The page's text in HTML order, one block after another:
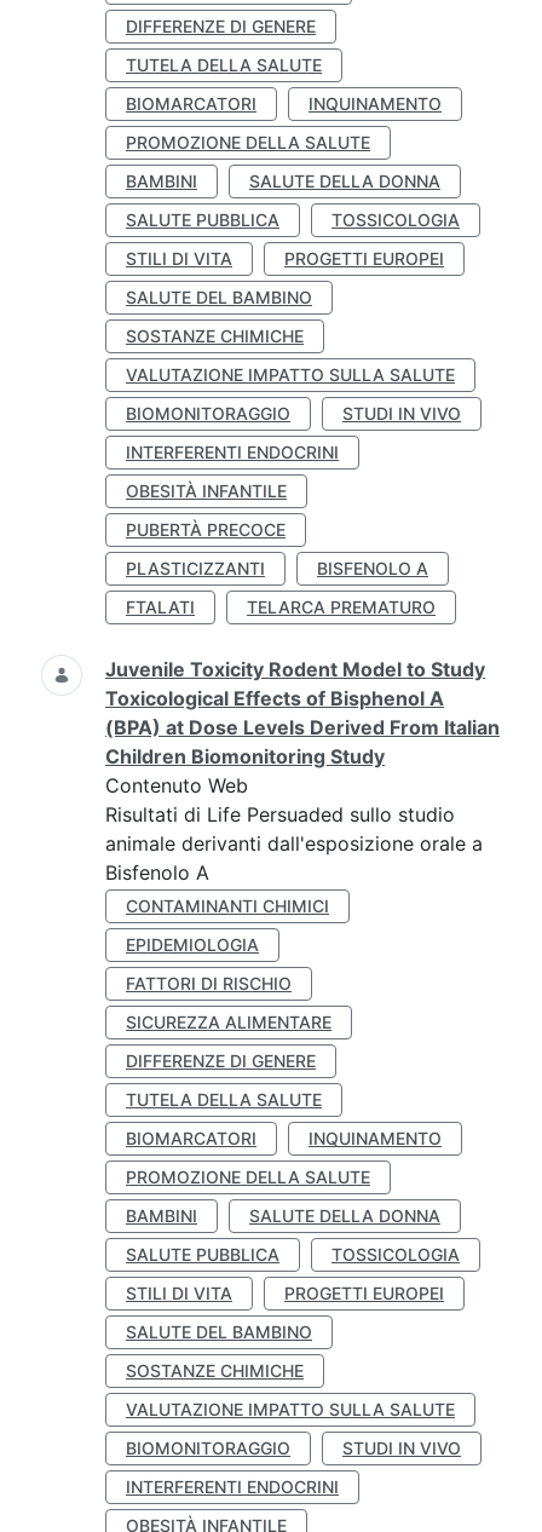
DIFFERENZE DI GENERE
TUTELA DELLA SALUTE
BIOMARCATORI
INQUINAMENTO
PROMOZIONE DELLA SALUTE
BAMBINI
SALUTE DELLA DONNA
SALUTE PUBBLICA
TOSSICOLOGIA
STILI DI VITA
PROGETTI EUROPEI
SALUTE DEL BAMBINO
SOSTANZE CHIMICHE
VALUTAZIONE IMPATTO SULLA SALUTE
BIOMONITORAGGIO
STUDI IN VIVO
INTERFERENTI ENDOCRINI
OBESITÀ INFANTILE
PUBERTÀ PRECOCE
PLASTICIZZANTI
BISFENOLO A
FTALATI
TELARCA PREMATURO
Juvenile Toxicity Rodent Model to Study
Toxicological Effects of Bisphenol A
(BPA) at Dose Levels Derived From Italian
Children Biomonitoring Study
Contenuto Web
Risultati di Life Persuaded sullo studio
animale derivanti dall'esposizione orale a
Bisfenolo A
CONTAMINANTI CHIMICI
EPIDEMIOLOGIA
FATTORI DI RISCHIO
SICUREZZA ALIMENTARE
DIFFERENZE DI GENERE
TUTELA DELLA SALUTE
BIOMARCATORI
INQUINAMENTO
PROMOZIONE DELLA SALUTE
BAMBINI
SALUTE DELLA DONNA
SALUTE PUBBLICA
TOSSICOLOGIA
STILI DI VITA
PROGETTI EUROPEI
SALUTE DEL BAMBINO
SOSTANZE CHIMICHE
VALUTAZIONE IMPATTO SULLA SALUTE
BIOMONITORAGGIO
STUDI IN VIVO
INTERFERENTI ENDOCRINI
OBESITÀ INFANTILE